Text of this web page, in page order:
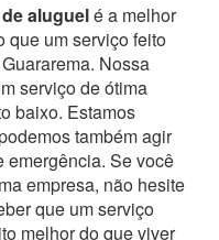
aluguelé a melhor
que um serviço feito
Nossa
serviço de ótima
baixo. Estamos
também agir
emergência. Se você
empresa, não hesite
que um serviço
melhor do que viver